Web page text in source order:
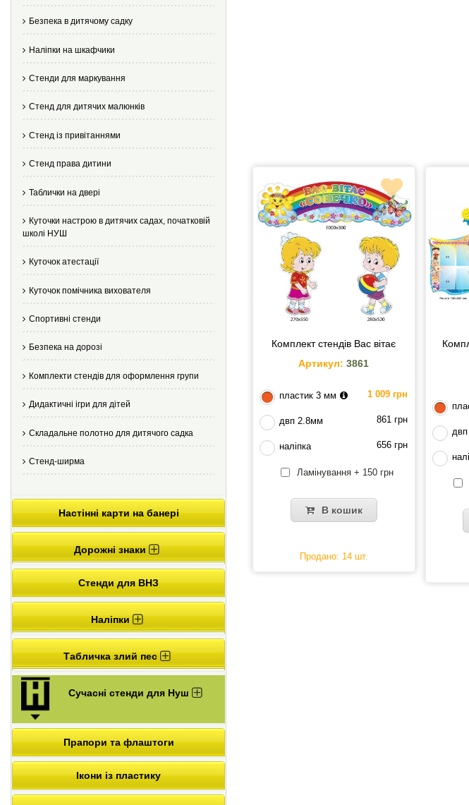
Безпека в дитячому садку
Наліпки на шкафчики
Стенди для маркування
Стенд для дитячих малюнків
Стенд із привітаннями
Стенд права дитини
Таблички на двері
Куточки настрою в дитячих садах, початковій
школі НУШ
Куточок атестації
Куточок помічника вихователя
Спортивні стенди
Безпека на дорозі
Комплекти стендів для оформлення групи
Дидактичні ігри для дітей
Складальне полотно для дитячого садка
Стенд-ширма
Настінні карти на банері
Дорожні знаки
Стенди для ВНЗ
Наліпки
Табличка злий пес
Сучасні стенди для Нуш
Прапори та флаштоги
Ікони із пластику
Комплект стендів Вас вітає
Артикул: 3861
пластик 3 мм 1 009 грн
двп 2.8мм 861 грн
наліпка 656 грн
Ламінування + 150 грн
В кошик
Продано: 14 шт.